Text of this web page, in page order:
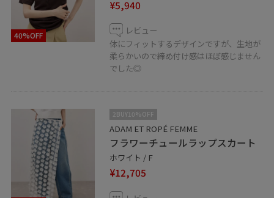
40%OFF
¥5,940
レビュー
体にフィットするデザインですが、生地が
柔らかいので締め付け感はほぼ感じません
でした◎
2BUY10%OFF
ADAM ET ROPÉ FEMME
フラワーチュールラップスカート
ホワイト / F
¥12,705